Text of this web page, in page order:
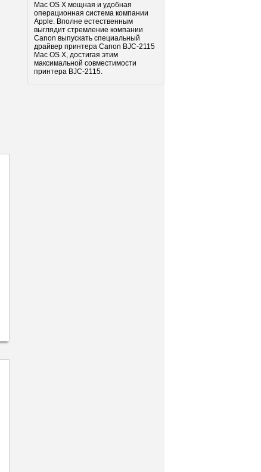
Mac OS X мощная и удобная
операционная система компании
Apple. Вполне естественным
выглядит стремление компании
Canon выпускать специальный
драйвер принтера Canon BJC-2115
Mac OS X, достигая этим
максимальной совместимости
принтера BJC-2115.